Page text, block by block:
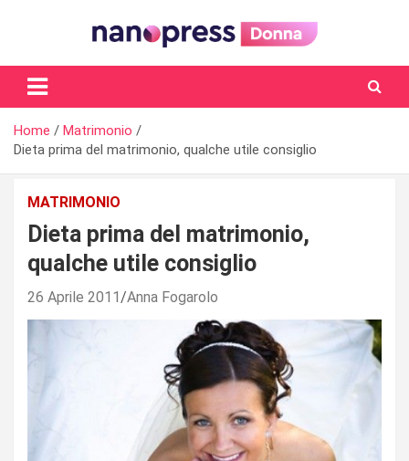
Il magazine femminile di Nanopress.it
Home
Matrimonio
Dieta prima del matrimonio, qualche utile consiglio
MATRIMONIO
Dieta prima del matrimonio,
qualche utile consiglio
26 Aprile 2011 Anna Fogarolo